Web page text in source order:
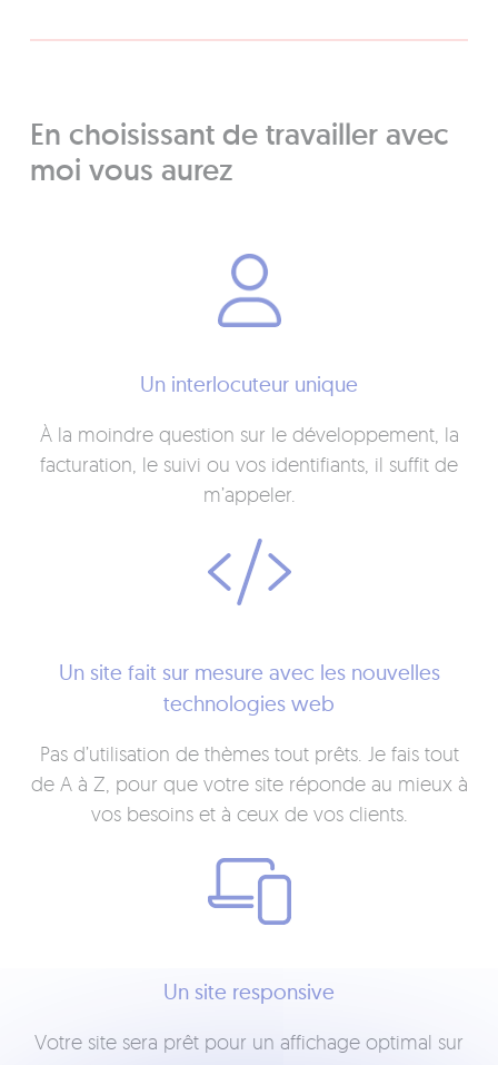
En choisissant de travailler avec
moi vous aurez
Un interlocuteur unique
À la moindre question sur le développement, la
facturation, le suivi ou vos identifiants, il suffit de
m’appeler.
Un site fait sur mesure avec les nouvelles
technologies web
Pas d’utilisation de thèmes tout prêts. Je fais tout
de A à Z, pour que votre site réponde au mieux à
vos besoins et à ceux de vos clients.
Un site responsive
Votre site sera prêt pour un affichage optimal sur